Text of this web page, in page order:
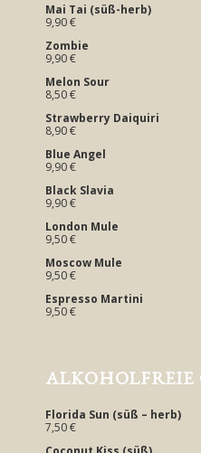
Mai Tai (süß-herb)
9,90 €
Zombie
9,90 €
Melon Sour
8,50 €
Strawberry Daiquiri
8,90 €
Blue Angel
9,90 €
Black Slavia
9,90 €
London Mule
9,50 €
Moscow Mule
9,50 €
Espresso Martini
9,50 €
ALKOHOLFREIE
Florida Sun (süß – herb)
7,50 €